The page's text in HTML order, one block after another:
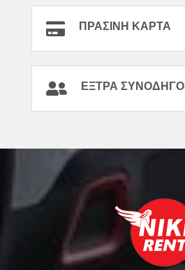
ΠΡΆΣΙΝΗ ΚΆΡΤΑ
ΈΞΤΡΑ ΣΥΝΟΔΗΓΟΊ